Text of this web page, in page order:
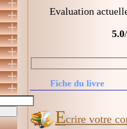
Evaluation
5.0
Fiche du livre
Ecrire votre